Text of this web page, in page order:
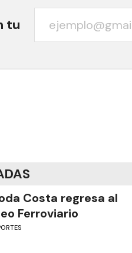
tu
Costa regresa al
Ferroviario